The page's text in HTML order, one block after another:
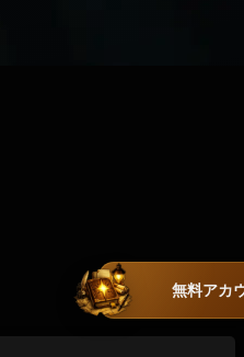
無料アカ